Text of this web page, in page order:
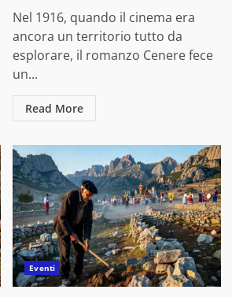
Nel 1916, quando il cinema era
ancora un territorio tutto da
esplorare, il romanzo Cenere fece
un...
Read More
Eventi